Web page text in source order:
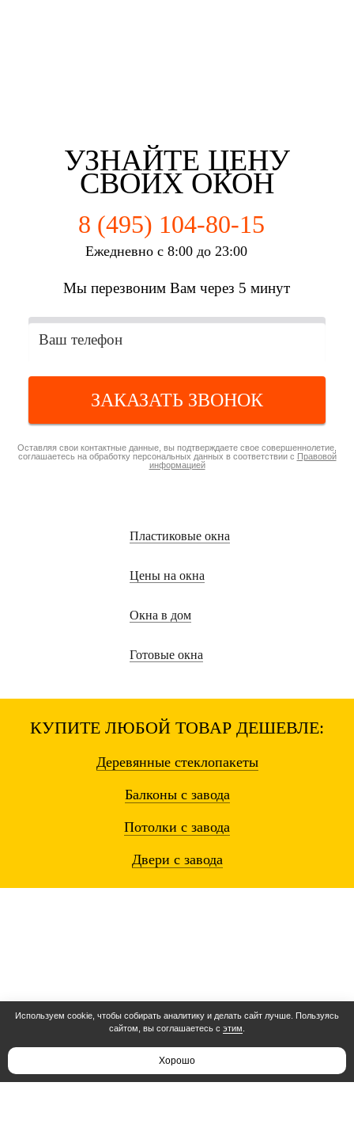
УЗНАЙТЕ ЦЕНУ
СВОИХ ОКОН
8 (495) 104-80-15
Ежедневно с 8:00 до 23:00
Мы перезвоним Вам через 5 минут
ЗАКАЗАТЬ ЗВОНОК
Оставляя свои контактные данные, вы подтверждаете свое совершеннолетие,
соглашаетесь на обработку персональных данных в соответствии с Правовой
информацией
Пластиковые окна
Цены на окна
Окна в дом
Готовые окна
КУПИТЕ ЛЮБОЙ ТОВАР ДЕШЕВЛЕ:
Деревянные стеклопакеты
Балконы с завода
Потолки с завода
Двери с завода
Остались вопросы? Звоните!
8 (495) 104-80-15
Режим работы:
Используем cookie, чтобы собирать аналитику и делать сайт лучше. Пользуясь
сайтом, вы соглашаетесь с этим
Хорошо